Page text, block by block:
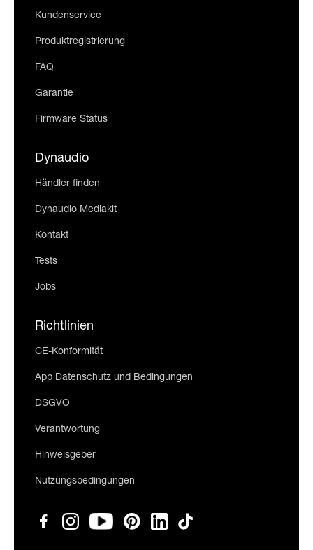
Kundenservice
Produktregistrierung
FAQ
Garantie
Firmware Status
Dynaudio
Händler finden
Dynaudio Mediakit
Kontakt
Tests
Jobs
Richtlinien
CE-Konformität
App Datenschutz und Bedingungen
DSGVO
Verantwortung
Hinweisgeber
Nutzungsbedingungen